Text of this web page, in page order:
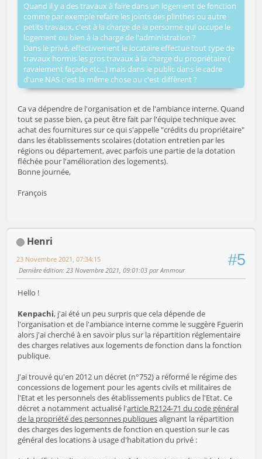
Quand il y a des travaux à faire dans un logement de fonction
comme par exemple refaire les joints des plinthes ou autre
petits travaux, c'est à la charge de la personne qui occupe le
logement ou bien à la charge de l'administration ?
Dans le privé, effectivement le locataire effectue tout type de
travaux hormis les gros travaux à la charge du propriétaire (
ravalement façade etc...) mais dans le public dans le cadre
d'une NAS c'est la même chose ou c'est diffèrent ?
Ca va dépendre de l'organisation et de l'ambiance interne. Quand
tout se passe bien, ça peut être fait par l'équipe technique avec
achat des fournitures sur ce qui s'appelle "crédits du propriétaire"
dans les établissements scolaires (dotation entretien par les
régions ou département, avec parfois une partie de la dotation
fléchée pour l'amélioration des logements).
Bonne journée,
François
Henri
#5
23 Novembre 2021, 07:34:15
Dernière édition: 23 Novembre 2021, 09:01:03 par Ammour
Hello !
Kenpachi, j'ai été un peu surpris que cela dépende de
l'organisation et de l'ambiance interne comme le suggère Fguerin
alors j'ai cherché à en savoir plus sur la répartition réglementaire
des charges relatives aux logements de fonction dans la fonction
publique.
J'ai trouvé qu'en 2012 un décret (n°752) a réformé le régime des
concessions de logement pour les agents civils et militaires de
l'Etat et les personnels des établissements publics de l'Etat. Ce
décret a notamment actualisé l'article R2124-71 du code général
de la propriété des personnes publiquesalignant la répartition
des charges des logements de fonction en question sur le cas
général des locations à usage d'habitation du privé :